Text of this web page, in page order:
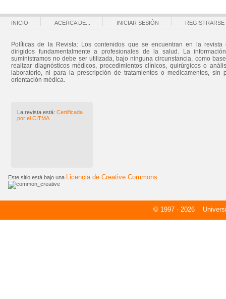
INICIO ACERCA DE... INICIAR SESIÓN REGISTRARSE
Políticas de la Revista: Los contenidos que se encuentran en la revista
dirigidos fundamentalmente a profesionales de la salud. La
suministramos no debe ser utilizada, bajo ninguna circunstancia, como
realizar diagnósticos médicos, procedimientos clínicos, quirúrgicos o
laboratorio, ni para la prescripción de tratamientos o medicamentos, sin
orientación médica.
La revista está: Certificada
por el CITMA
Este sitio está bajo una Licencia de Creative Commons
© 1997 - 2026